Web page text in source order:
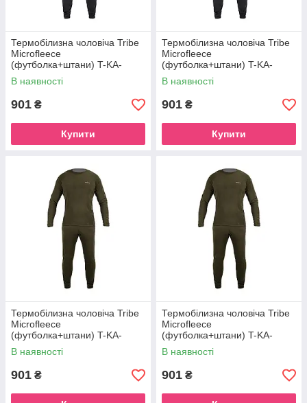
Термобілизна чоловіча Tribe
Microfleece
(футболка+штани) T-KA-
0015-grey, T-KA-0015-grey-
2XL
В наявності
901 ₴
Купити
Термобілизна чоловіча Tribe
Microfleece
(футболка+штани) T-KA-
0015-grey, T-KA-0015-grey-XL
В наявності
901 ₴
Купити
Термобілизна чоловіча Tribe
Microfleece
(футболка+штани) T-KA-
0015-olive, T-KA-0015-olive-
2XL
В наявності
901 ₴
Термобілизна чоловіча Tribe
Microfleece
(футболка+штани) T-KA-
0015-olive, T-KA-0015-olive-
3XL
В наявності
901 ₴